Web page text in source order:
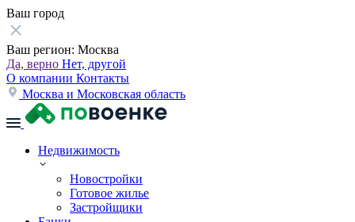
Ваш город
Ваш регион: Москва
Да, верно Нет, другой
О компании Контакты
Москва и Московская область
Недвижимость
Новостройки
Готовое жилье
Застройщики